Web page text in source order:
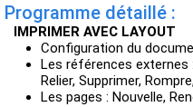
Programme détaillé :
IMPRIMER AVEC LAYOUT
Configuration du
Les références externes
Relier, Supprimer,
Les pages : Nouvelle,